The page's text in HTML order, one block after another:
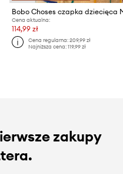
Cena aktualna:
114,99 zł
Cena regularna: 209,99 zł
Najniższa cena: 119,99 zł
zakupy